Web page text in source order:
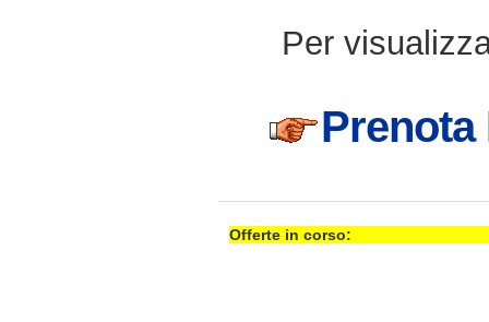
Per
Prenota
Offerte in corso: